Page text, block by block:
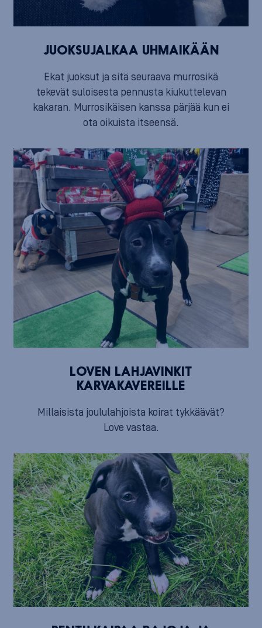
JUOKSUJALKAA UHMAIKÄÄN
Ekat juoksut ja sitä seuraava murrosikä
tekevät suloisesta pennusta kiukuttelevan
kakaran. Murrosikäisen kanssa pärjää kun ei
ota oikuista itseensä.
LOVEN LAHJAVINKIT
KARVAKAVEREILLE
Millaisista joululahjoista koirat tykkäävät?
Love vastaa.